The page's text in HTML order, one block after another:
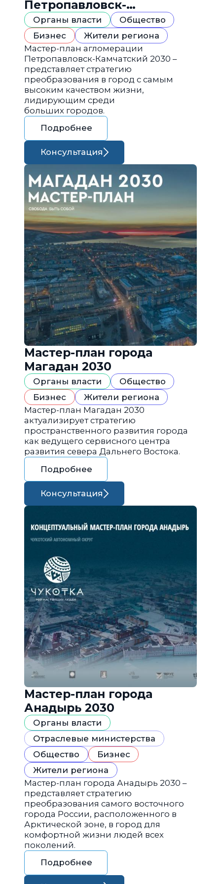
Петропавловск-
Камчатский 2030
Органы власти
Общество
Бизнес
Жители региона
Мастер-план агломерации
Петропавловск-Камчатский 2030 –
представляет стратегию
преобразования в город с самым
высоким качеством жизни,
лидирующим среди
больших городов.
Подробнее
Консультация
Мастер-план города
Магадан 2030
Органы власти
Общество
Бизнес
Жители региона
Мастер-план Магадан 2030
актуализирует стратегию
пространственного развития города
как ведущего сервисного центра
развития севера Дальнего Востока.
Подробнее
Консультация
Мастер-план города
Анадырь 2030
Органы власти
Отраслевые министерства
Общество
Бизнес
Жители региона
Мастер-план города Анадырь 2030 –
представляет стратегию
преобразования самого восточного
города России, расположенного в
Арктической зоне, в город для
комфортной жизни людей всех
поколений.
Подробнее